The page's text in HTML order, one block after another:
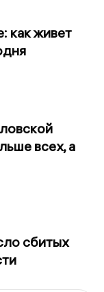
как живет
всех, а
сбитых